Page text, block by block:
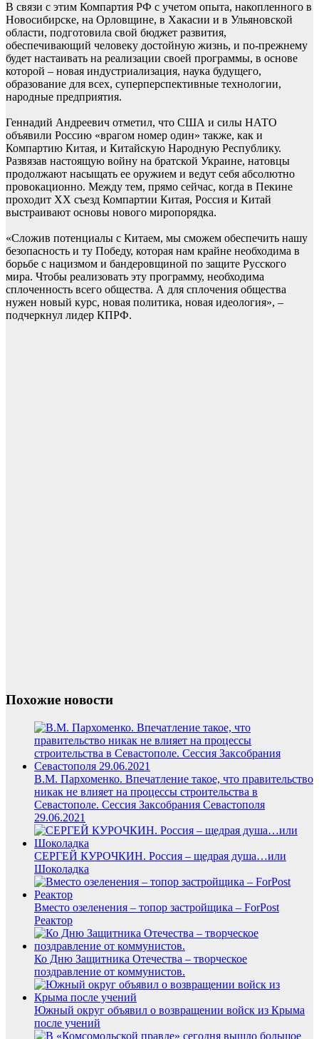
В связи с этим Компартия РФ с учетом опыта, накопленного в
Новосибирске, на Орловщине, в Хакасии и в Ульяновской
области, подготовила свой бюджет развития,
обеспечивающий человеку достойную жизнь, и по-прежнему
будет настаивать на реализации своей программы, в основе
которой – новая индустриализация, наука будущего,
образование для всех, суперперспективные технологии,
народные предприятия.
Геннадий Андреевич отметил, что США и силы НАТО
объявили Россию «врагом номер один» также, как и
Компартию Китая, и Китайскую Народную Республику.
Развязав настоящую войну на братской Украине, натовцы
продолжают насыщать ее оружием и ведут себя абсолютно
провокационно. Между тем, прямо сейчас, когда в Пекине
проходит XX съезд Компартии Китая, Россия и Китай
выстраивают основы нового миропорядка.
«Сложив потенциалы с Китаем, мы сможем обеспечить нашу
безопасность и ту Победу, которая нам крайне необходима в
борьбе с нацизмом и бандеровщиной по защите Русского
мира. Чтобы реализовать эту программу, необходима
сплоченность всего общества. А для сплочения общества
нужен новый курс, новая политика, новая идеология», –
подчеркнул лидер КПРФ.
Похожие новости
В.М. Пархоменко. Впечатление такое, что правительство
никак не влияет на процессы строительства в
Севастополе. Сессия Заксобрания Севастополя
29.06.2021
СЕРГЕЙ КУРОЧКИН. Россия – щедрая душа…или
Шоколадка
Вместо озеленения – топор застройщика – ForPost
Реактор
Ко Дню Защитника Отечества – творческое
поздравление от коммунистов.
Южный округ объявил о возвращении войск из Крыма
после учений